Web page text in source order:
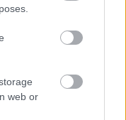
web or
helyekre szeret